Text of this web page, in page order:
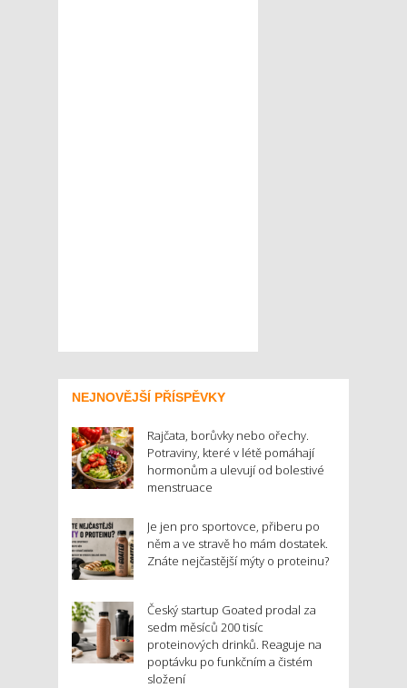
NEJNOVĚJŠÍ PŘÍSPĚVKY
Rajčata, borůvky nebo ořechy.
Potraviny, které v létě pomáhají
hormonům a ulevují od bolestivé
menstruace
Je jen pro sportovce, přiberu po
něm a ve stravě ho mám dostatek.
Znáte nejčastější mýty o proteinu?
Český startup Goated prodal za
sedm měsíců 200 tisíc
proteinových drinků. Reaguje na
poptávku po funkčním a čistém
složení